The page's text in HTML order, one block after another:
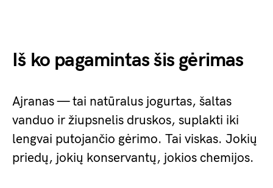
Iš ko pagamintas šis gėrimas
Ajranas — tai natūralus jogurtas, šaltas
vanduo ir žiupsnelis druskos, suplakti iki
lengvai putojančio gėrimo. Tai viskas. Jokių
priedų, jokių konservantų, jokios chemijos.